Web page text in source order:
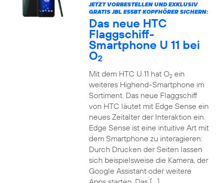
JETZT VORBESTELLEN UND EXKLUSIV
GRATIS JBL E55BT KOPFHÖRER SICHERN:
Das neue HTC
Flaggschiff-
Smartphone U 11 bei
O2
Mit dem HTC U 11 hat O2ein
weiteres Highend-Smartphone im
Sortiment. Das neue Flaggschiff
von HTC läutet mit Edge Sense ein
neues Zeitalter der Interaktion ein.
Edge Sense ist eine intuitive Art mit
dem Smartphone zu interagieren:
Durch Drücken der Seiten lassen
sich beispielsweise die Kamera, der
Google Assistant oder weitere